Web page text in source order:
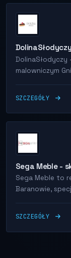
DolinaSłodyczy
malowniczym
SZCZEGÓŁY
Sega Meble -
Sega Meble to
Baranowie,
SZCZEGÓŁY